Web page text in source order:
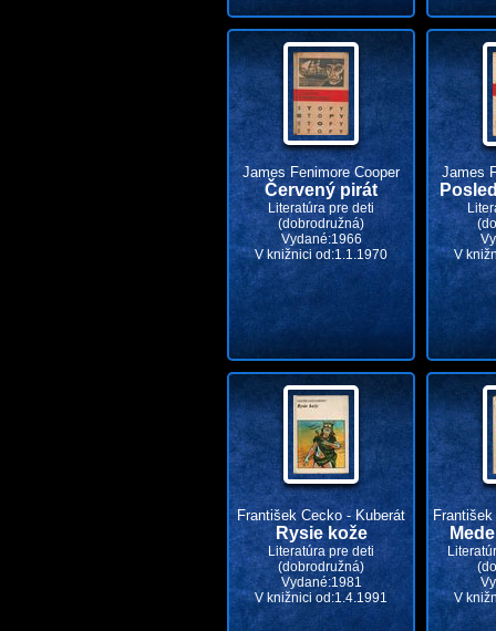
James Fenimore Cooper
Červený pirát
Literatúra pre deti
(dobrodružná)
Vydané:1966
V knižnici od:1.1.1970
James
V
František Cecko - Kuberát
Rysie kože
Literatúra pre deti
(dobrodružná)
Vydané:1981
V knižnici od:1.4.1991
V